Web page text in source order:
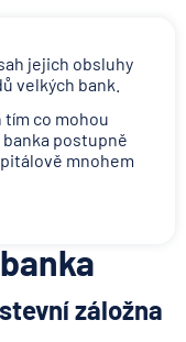
jejich obsluhy
velkých bank.
tím co mohou
postupně
mnohem
záložna